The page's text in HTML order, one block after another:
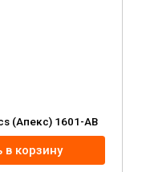
(Апекс) 1601-AB
в корзину